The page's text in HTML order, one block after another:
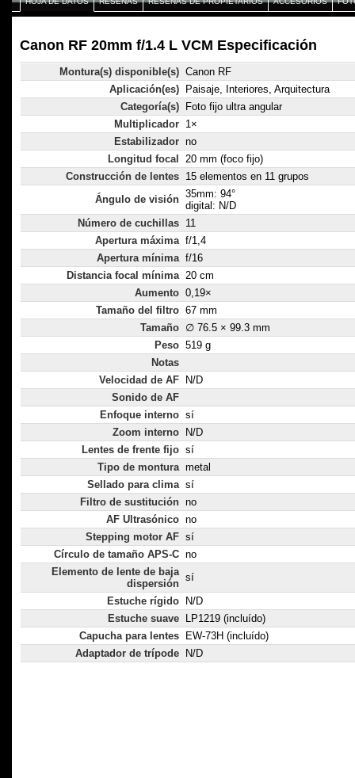
Canon RF 20mm f/1.4 L VCM Especificación
Montura(s) disponible(s) Canon RF
Aplicación(es)
Paisaje, Interiores, Arquitectura
Categoría(s)
Foto fijo ultra angular
Multiplicador 1×
Estabilizador no
Longitud focal
20 mm (foco fijo)
Construcción de lentes 15 elementos en 11 grupos
Ángulo de visión 35mm: 94°
digital: N/D
Número de cuchillas 11
Apertura máxima f/1,4
Apertura mínima f/16
Distancia focal mínima 20 cm
Aumento 0,19×
Tamaño del filtro 67 mm
Tamaño ∅ 76.5 × 99.3 mm
Peso 519 g
Notas
Velocidad de AF
N/D
Sonido de AF
Enfoque interno sí
Zoom interno
N/D
Lentes de frente fijo sí
Tipo de montura metal
Sellado para clima sí
Filtro de sustitución no
AF Ultrasónico no
Stepping motor AF sí
Círculo de tamaño APS-C no
Elemento de lente de baja
dispersión
sí
Estuche rígido
N/D
Estuche suave
LP1219 (incluído)
Capucha para lentes
EW-73H (incluído)
Adaptador de trípode
N/D